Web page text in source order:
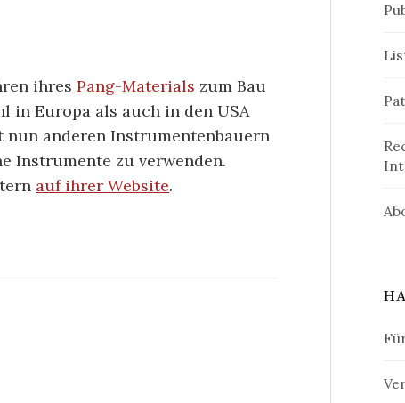
ihres Pang-Materials zum Bau
Europa als auch in den USA
anderen Instrumentenbauern
Instrumente zu verwenden.
auf ihrer Website.